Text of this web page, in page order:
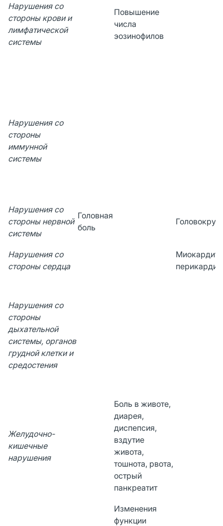
Нарушения со
стороны крови и
лимфатической
системы
Повышение
числа
эозинофилов
Нарушения со
стороны
иммунной
системы
Нарушения со
стороны нервной
системы
Головная
боль
Нарушения со
стороны сердца
Миокардит,
перикардит
Нарушения со
стороны
дыхательной
системы, органов
грудной клетки и
средостения
Желудочно-
кишечные
нарушения
Боль в животе,
диарея,
диспепсия,
вздутие
живота,
тошнота, рвота,
острый
панкреатит
Изменения
функции